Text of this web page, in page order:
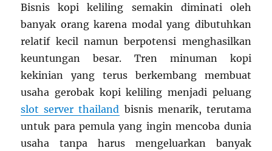
Bisnis kopi keliling semakin diminati oleh
banyak orang karena modal yang dibutuhkan
relatif kecil namun berpotensi menghasilkan
keuntungan besar. Tren minuman kopi
kekinian yang terus berkembang membuat
usaha gerobak kopi keliling menjadi peluang
slot server thailand bisnis menarik, terutama
untuk para pemula yang ingin mencoba dunia
usaha tanpa harus mengeluarkan banyak